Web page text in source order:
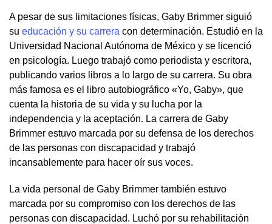
A pesar de sus limitaciones físicas, Gaby Brimmer siguió
su educación y su carrera con determinación. Estudió en la
Universidad Nacional Autónoma de México y se licenció
en psicología. Luego trabajó como periodista y escritora,
publicando varios libros a lo largo de su carrera. Su obra
más famosa es el libro autobiográfico «Yo, Gaby», que
cuenta la historia de su vida y su lucha por la
independencia y la aceptación. La carrera de Gaby
Brimmer estuvo marcada por su defensa de los derechos
de las personas con discapacidad y trabajó
incansablemente para hacer oír sus voces.
La vida personal de Gaby Brimmer también estuvo
marcada por su compromiso con los derechos de las
personas con discapacidad. Luchó por su rehabilitación